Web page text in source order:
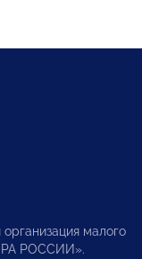
малого
РОССИИ».